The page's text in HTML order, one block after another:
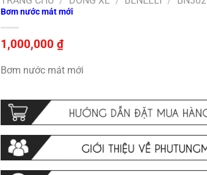
Bơm nước mát mới
1,000,000₫
Bơm nước mát mới